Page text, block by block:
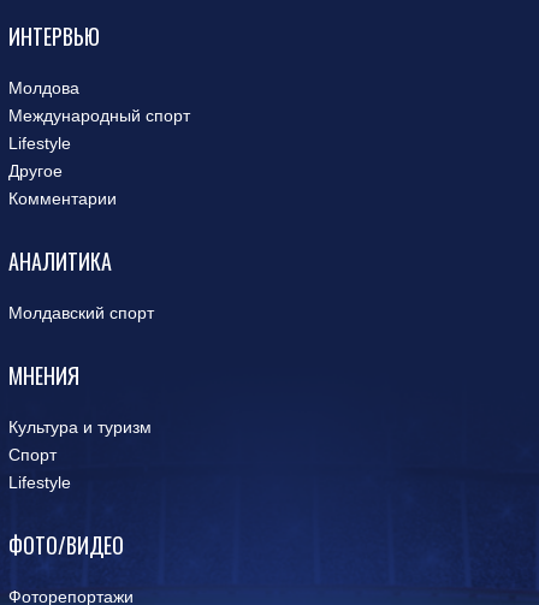
ИНТЕРВЬЮ
Молдова
Международный спорт
Lifestyle
Другое
Комментарии
АНАЛИТИКА
Молдавский спорт
МНЕНИЯ
Культура и туризм
Спорт
Lifestyle
ФОТО/ВИДЕО
Фоторепортажи